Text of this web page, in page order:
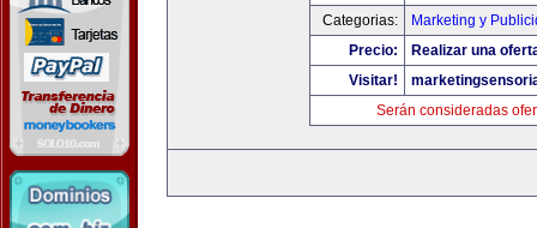
Categorias:
Marketing y
Precio:
Realizar una
Visitar!
Serán consideradas